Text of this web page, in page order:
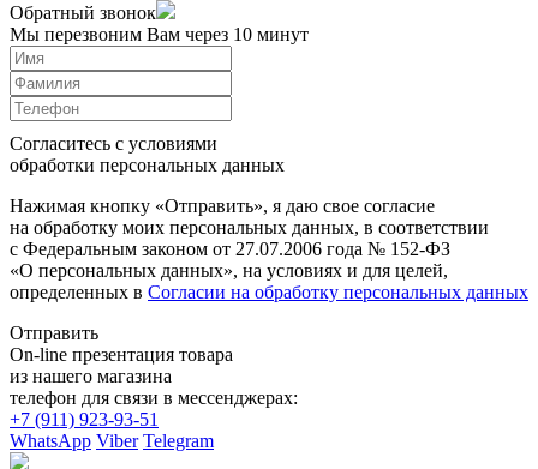
Обратный звонок
Мы перезвоним Вам через 10 минут
Согласитесь с условиями
обработки персональных данных
Нажимая кнопку «Отправить», я даю свое согласие
на обработку моих персональных данных, в соответствии
с Федеральным законом от 27.07.2006 года № 152-ФЗ
«О персональных данных», на условиях и для целей,
определенных в Согласии на обработку персональных данных
Отправить
On-line презентация товара
из нашего магазина
телефон для связи в мессенджерах:
+7 (911) 923-93-51
WhatsApp Viber Telegram